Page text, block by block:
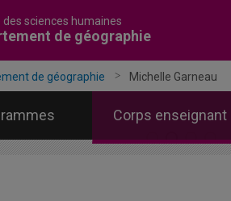
des sciences humaines
de géographie
de géographie Michelle Garneau
Corps enseignant